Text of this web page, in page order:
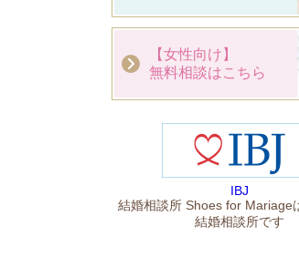
【女性向け】
無料相談はこちら
IBJ
結婚相談所 Shoes for Mariage
結婚相談所です